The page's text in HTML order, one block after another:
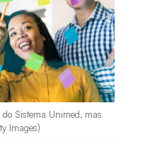
do Sistema Unimed, mas
Images)